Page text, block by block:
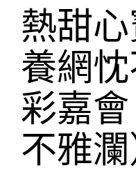
熱甜
養網
彩嘉
不雅瀾